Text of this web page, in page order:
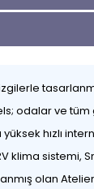
odalar ve
hızlı
klima sistemi,
olan